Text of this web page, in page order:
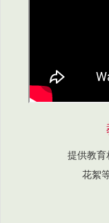
提供教育
花絮